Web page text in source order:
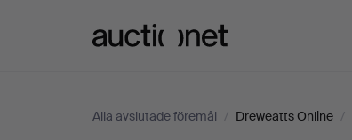
Alla avslutade föremål / Dreweatts Online /